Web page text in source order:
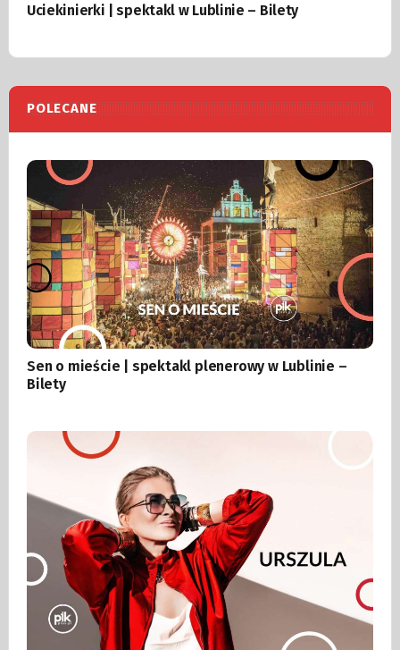
Uciekinierki | spektakl w Lublinie – Bilety
POLECANE
Sen o mieście | spektakl plenerowy w Lublinie –
Bilety